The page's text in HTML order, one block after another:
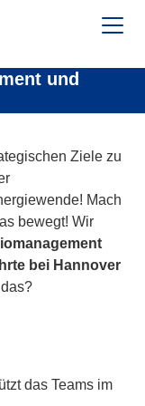
und
Ziele zu
Mach
bewegt! Wir
bei Hannover
das Teams im